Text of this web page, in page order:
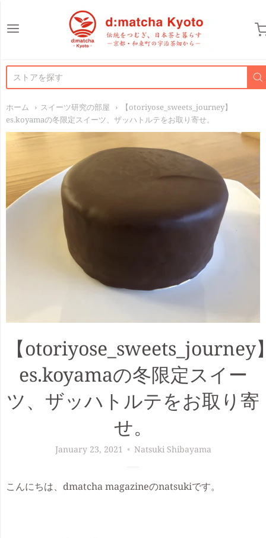
d:matcha Japan
ホーム スイーツ研究の部屋
【otoriyose_sweets_journey】
es.koyamaの冬限定スイーツ、ザッハトルテをお取り寄せ。
【otoriyose_sweets_journey
es.koyamaの冬限定スイー
ツ、ザッハトルテをお取り寄
せ。
January 23, 2021 Natsuki Shibayama
こんにちは、dmatcha magazineのnatsukiです。